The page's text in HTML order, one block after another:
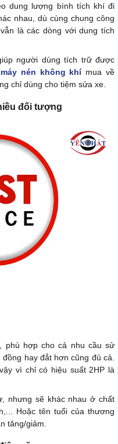
dung lượng bình tích khí đi
nhau, dù cùng chung công
là các dòng với dung tích
người dùng tích trữ được
máy nén không khímua về
chỉ dùng cho tiệm sửa xe.
đối tượng
phù hợp cho cả nhu cầu sử
hay đắt hơn cũng đủ cả.
vì chỉ có hiệu suất 2HP là
nhưng sẽ khác nhau ở chất
Hoặc tên tuổi của thương
tăng/giảm.